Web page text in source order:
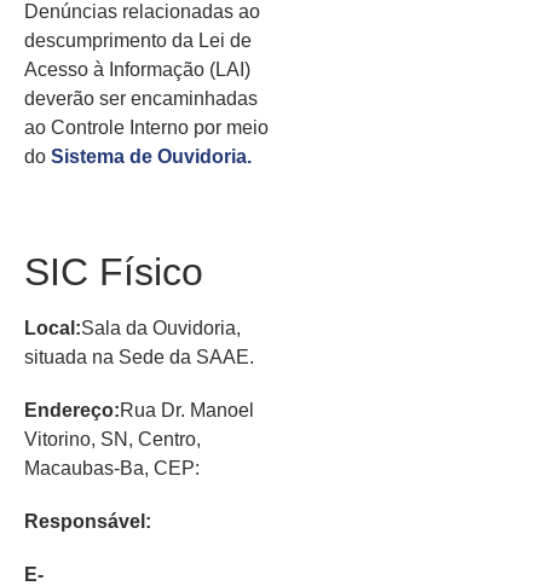
Denúncias relacionadas ao
descumprimento da Lei de
Acesso à Informação (LAI)
deverão ser encaminhadas
ao Controle Interno por meio
do Sistema de Ouvidoria.
SIC Físico
Local:Sala da Ouvidoria,
situada na Sede da SAAE.
Endereço:Rua Dr. Manoel
Vitorino, SN, Centro,
Macaubas-Ba, CEP:
Responsável:
E-